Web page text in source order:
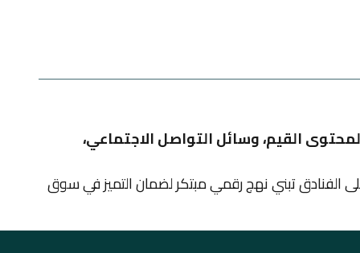
القيم، وسائل التواصل الاجتماعي،
الفنادق تبني نهج رقمي مبتكر لضمان التميز في سوق